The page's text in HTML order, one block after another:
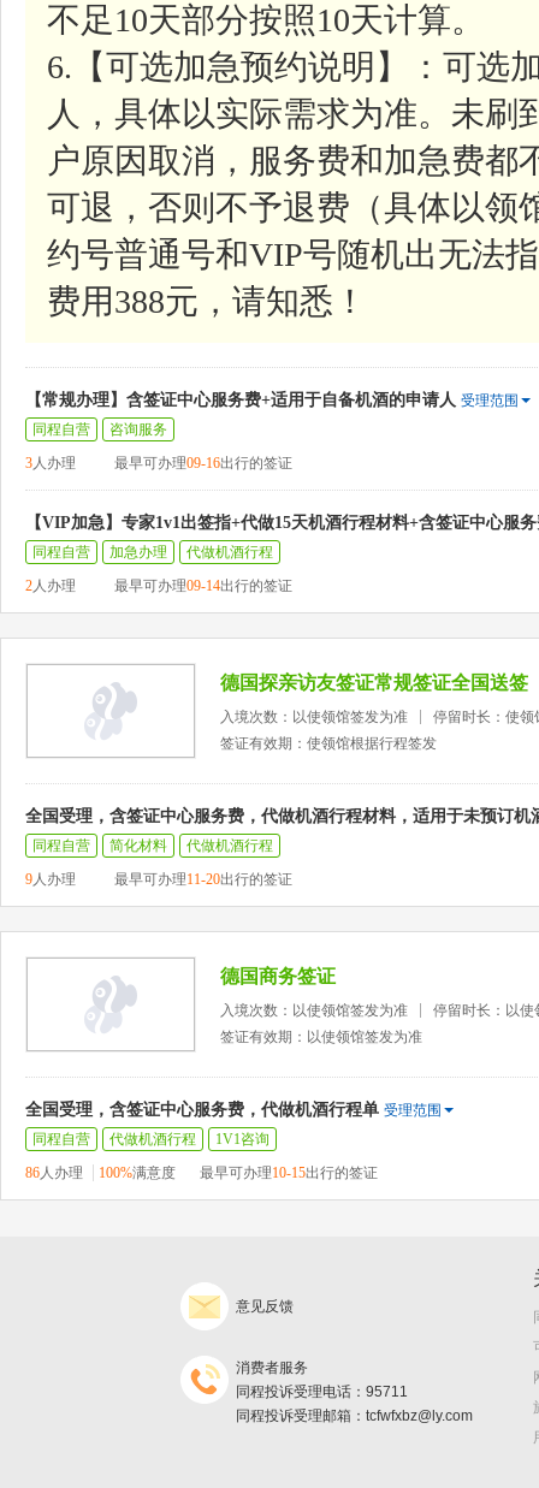
不足10天部分按照10天计算。
6.【可选加急预约说明】：可选
人，具体以实际需求为准。未
户原因取消，服务费和加急费
可退，否则不予退费（具体以领
约号普通号和VIP号随机出无法
费用388元，请知悉！
【常规办理】含签证中心服务费+适用于自备机酒的申请人 受理范围
同程自营
咨询服务
3人办理 最早可办理09-16出行的签证
【VIP加急】专家1v1出签指+代做15天机酒行程材料+含签证中心服
同程自营 加急办理
代做机酒行程
2人办理 最早可办理09-14出行的签证
德国探亲访友签证常规签证全国送签
入境次数：以使领馆签发为准
停留时长：使领
签证有效期：使领馆根据行程签发
全国受理，含签证中心服务费，代做机酒行程材料，适用于未预订机
同程自营 简化材料
代做机酒行程
9人办理 最早可办理11-20出行的签证
德国商务签证
入境次数：以使领馆签发为准
停留时长：以使
签证有效期：以使领馆签发为准
全国受理，含签证中心服务费，代做机酒行程单 受理范围
同程自营
代做机酒行程
1V1咨询
86人办理 100%满意度 最早可办理10-15出行的签证
意见反馈
消费者服务
同程投诉受理电话：95711
同程投诉受理邮箱：tcfwfxbz@ly.com